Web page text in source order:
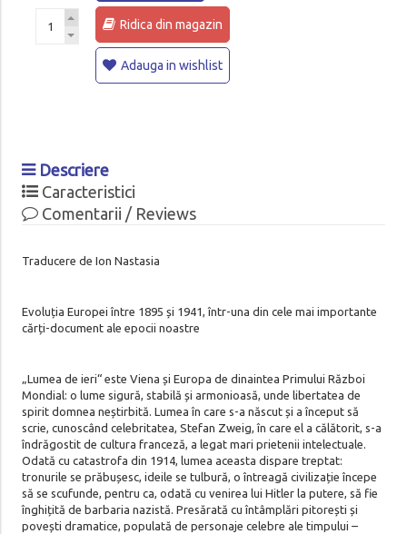
Ridica din magazin
Adauga in wishlist
Descriere
Caracteristici
Comentarii / Reviews
Traducere de Ion Nastasia
Evoluția Europei între 1895 și 1941, într-una din cele mai importante
cărți-document ale epocii noastre
„Lumea de ieri“ este Viena și Europa de dinaintea Primului Război
Mondial: o lume sigură, stabilă și armonioasă, unde libertatea de
spirit domnea neștirbită. Lumea în care s-a născut și a început să
scrie, cunoscând celebritatea, Stefan Zweig, în care el a călătorit, s-a
îndrăgostit de cultura franceză, a legat mari prietenii intelectuale.
Odată cu catastrofa din 1914, lumea aceasta dispare treptat:
tronurile se prăbușesc, ideile se tulbură, o întreagă civilizație începe
să se scufunde, pentru ca, odată cu venirea lui Hitler la putere, să fie
înghițită de barbaria nazistă. Presărată cu întâmplări pitorești și
povești dramatice, populată de personaje celebre ale timpului –